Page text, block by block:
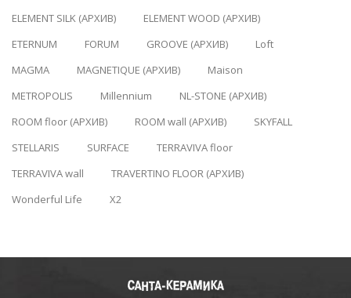
ELEMENT SILK (АРХИВ)
ELEMENT WOOD (АРХИВ)
ETERNUM
FORUM GROOVE (АРХИВ)
Loft
MAGMA
MAGNETIQUE (АРХИВ)
Maison
METROPOLIS
Millennium
NL-STONE (АРХИВ)
ROOM floor (АРХИВ)
ROOM wall (АРХИВ)
SKYFALL
STELLARIS
SURFACE
TERRAVIVA floor
TERRAVIVA wall
TRAVERTINO FLOOR (АРХИВ)
Wonderful Life
X2